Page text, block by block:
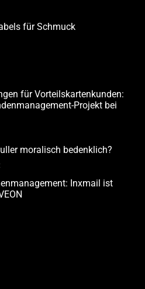
für Schmuck
für Vorteilskartenkunden:
Projekt bei
moralisch bedenklich?
Inxmail ist